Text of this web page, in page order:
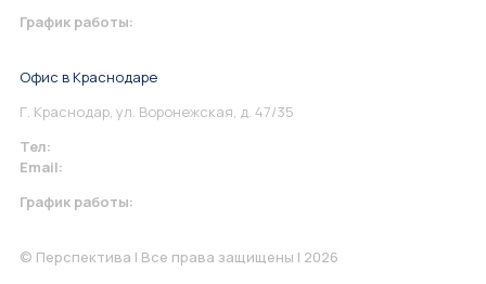
График работы:
Офис в Краснодаре
Г. Краснодар, ул. Воронежская, д. 47/35
Тел:
Email:
График работы:
© Перспектива | Все права защищены | 2026